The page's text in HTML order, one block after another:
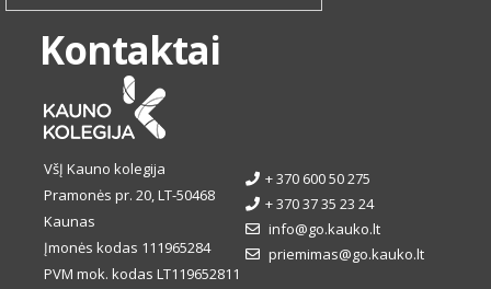
Kontaktai
VšĮ Kauno kolegija
Pramonės pr. 20, LT-50468
Kaunas
Įmonės kodas 111965284
PVM mok. kodas LT119652811
+ 370 600 50 275
+ 370 37 35 23 24
info@go.kauko.lt
priemimas@go.kauko.lt